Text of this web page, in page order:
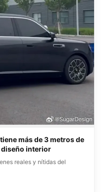
más de 3 metros de
diseño interior
reales y nítidas del